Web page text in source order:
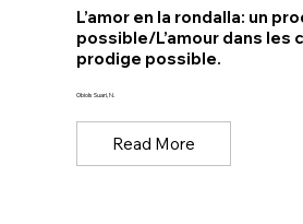
L’amor en la rondalla: un
possible/L’amour dans les
prodige possible.
Obiols Suari, N.
Read More